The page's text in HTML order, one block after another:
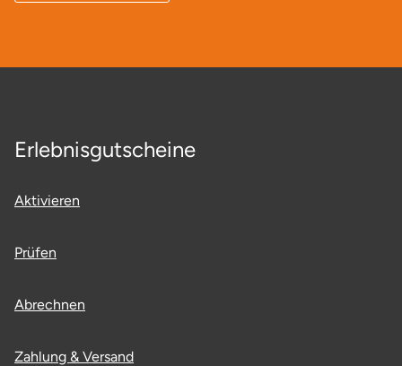
Erlebnisgutscheine
Aktivieren
Prüfen
Abrechnen
Zahlung & Versand